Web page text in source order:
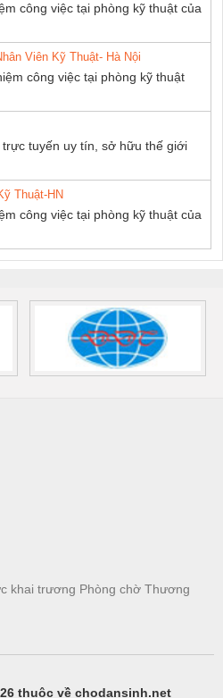
công việc tại phòng kỹ thuật của
Viên Kỹ Thuật- Hà Nội
công việc tại phòng kỹ thuật
tuyến uy tín, sở hữu thế giới
Thuật-HN
công việc tại phòng kỹ thuật của
khai trương Phòng chờ Thương
thuộc về chodansinh.net